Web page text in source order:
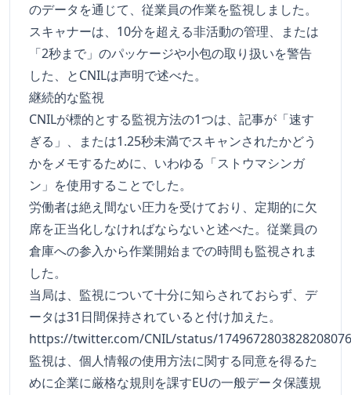
のデータを通じて、従業員の作業を監視しました。
スキャナーは、10分を超える非活動の管理、または
「2秒まで」のパッケージや小包の取り扱いを警告
した、とCNILは声明で述べた。
継続的な監視
CNILが標的とする監視方法の1つは、記事が「速す
ぎる」、または1.25秒未満でスキャンされたかどう
かをメモするために、いわゆる「ストウマシンガ
ン」を使用することでした。
労働者は絶え間ない圧力を受けており、定期的に欠
席を正当化しなければならないと述べた。従業員の
倉庫への参入から作業開始までの時間も監視されま
した。
当局は、監視について十分に知らされておらず、デ
ータは31日間保持されていると付け加えた。
https://twitter.com/CNIL/status/1749672803828208076
監視は、個人情報の使用方法に関する同意を得るた
めに企業に厳格な規則を課すEUの一般データ保護規